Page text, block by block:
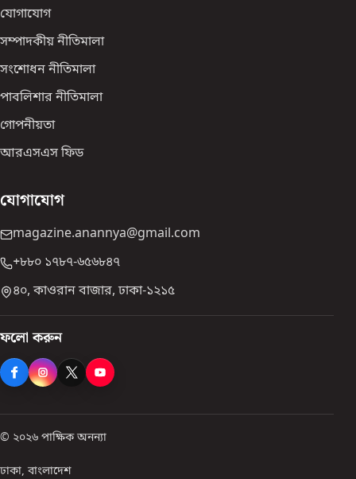
যোগাযোগ
সম্পাদকীয় নীতিমালা
সংশোধন নীতিমালা
পাবলিশার নীতিমালা
গোপনীয়তা
আরএসএস ফিড
যোগাযোগ
magazine.anannya@gmail.com
+৮৮০ ১৭৮৭-৬৫৬৮৪৭
৪০, কাওরান বাজার, ঢাকা-১২১৫
ফলো করুন
© ২০২৬ পাক্ষিক অনন্যা
ঢাকা, বাংলাদেশ